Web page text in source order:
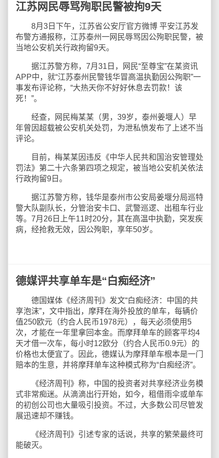
江苏网民辱骂殉职民警被拘9天
8月3日下午，江苏省公安厅官方微博 平安江苏发
布警方通报称，江苏泰州一网民辱骂因公殉职民警，被
当地公安机关行政拘留9天。
据江苏警方称，7月31日，网民“至尊宝”在某资讯
APP中，就“江苏泰州民警钱华冒高温执勤因公殉职”一
事发布评论称，“大热天你不好好休息去罚款！该
死！”。
经查，网民梅某某（男，39岁，泰州姜堰人）早
年曾因超载被公安机关处罚，为泄私愤发布了上述不当
评论。
目前，梅某某因违反《中华人民共和国治安管理处
罚法》第二十六条第四项之规定，被当地公安机关依法
行政拘留9日。
据江苏警方称，钱华是泰州市公安局姜堰分局巡特
警大队副队长，分管治安卡口、武警巡逻、出租车行业
等。7月26日上午11时20分，其在高温中执勤，突发疾
病，经抢救无效，因公殉职，享年50岁。
德媒评共享单车是“白痴经济”
德国媒体《经济周刊》发文“白痴经济：中国的共
享泡沫”，文中指出，摩拜在海外投放的单车，每辆价
值250欧元（约合人民币1978元），每天必须使用5
次，才能在一年里拿回本金。而摩拜单车的顾客平均4
天才借一次车，每小时12欧分（约合人民币0.9元）的
价格也太便宜了。因此，德媒认为摩拜单车根本是一门
赔本的生意，并将摩拜单车这种模式称为“白痴经济”。
《经济周刊》称，中国的投资者对共享经济业务模
式非常痴迷。从滴滴出行开始，如今，租借雨伞或单车
的初创公司也大量吸引投资。不过，大多数公司尽管发
展迅速却不赚钱。
《经济周刊》引述专家的话说，共享的繁荣最终可
能破灭。